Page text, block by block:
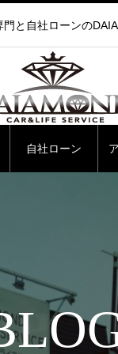
門と自社ローンの
自社ローン